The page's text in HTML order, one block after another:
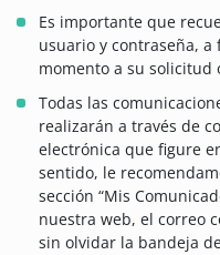
Es importante que
usuario y contraseña,
momento a su solicitud
Todas las
realizarán a través de
electrónica que figure
sentido, le
sección “Mis
nuestra web, el correo
sin olvidar la bandeja